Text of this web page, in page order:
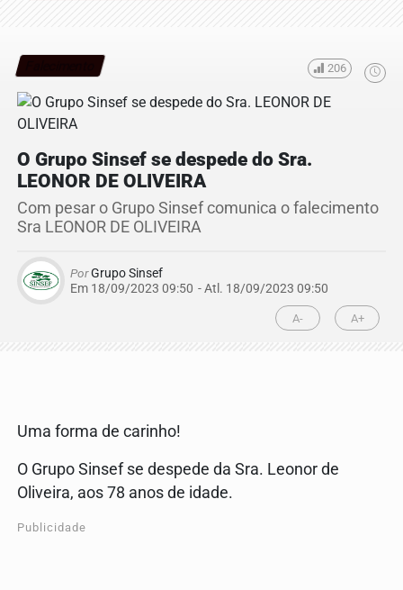
206
O Grupo Sinsef se despede do Sra.
LEONOR DE OLIVEIRA
Com pesar o Grupo Sinsef comunica o falecimento
Sra LEONOR DE OLIVEIRA
PorGrupo Sinsef
Em 18/09/2023 09:50 - Atl. 18/09/2023 09:50
A- A+
Uma forma de carinho!
O Grupo Sinsef se despede da Sra. Leonor de
Oliveira, aos 78 anos de idade.
Publicidade